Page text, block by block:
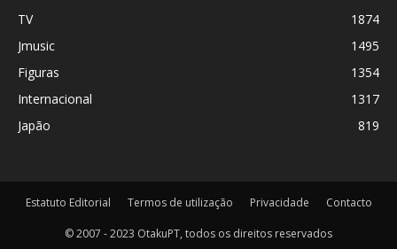
TV
1874
Jmusic
1495
Figuras
1354
Internacional
1317
Japão
819
Estatuto Editorial Termos de utilização Privacidade Contacto
© 2007 - 2023 OtakuPT, todos os direitos reservados